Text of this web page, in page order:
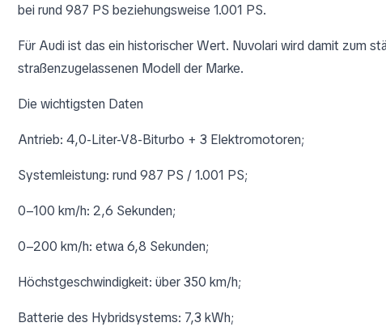
bei rund 987 PS beziehungsweise 1.001 PS.
Für Audi ist das ein historischer Wert. Nuvolari wird damit zum
straßenzugelassenen Modell der Marke.
Die wichtigsten Daten
Antrieb: 4,0-Liter-V8-Biturbo + 3 Elektromotoren;
Systemleistung: rund 987 PS / 1.001 PS;
0–100 km/h: 2,6 Sekunden;
0–200 km/h: etwa 6,8 Sekunden;
Höchstgeschwindigkeit: über 350 km/h;
Batterie des Hybridsystems: 7,3 kWh;